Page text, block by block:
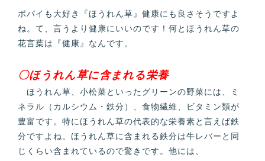
ポパイも大好き『ほうれん草』健康にも良さそうですよ
ね。て、言うより健康にいいのです！何とほうれん草の
花言葉は『健康』なんです。
〇ほうれん草に含まれる栄養
ほうれん草、小松菜といったグリーンの野菜には、ミ
ネラル（カルシウム・鉄分）、食物繊維、ビタミン類が
豊富です。特にほうれん草の代表的な栄養素と言えば鉄
分ですよね。ほうれん草に含まれる鉄分は牛レバーと同
じくらい含まれているので驚きです。他には、